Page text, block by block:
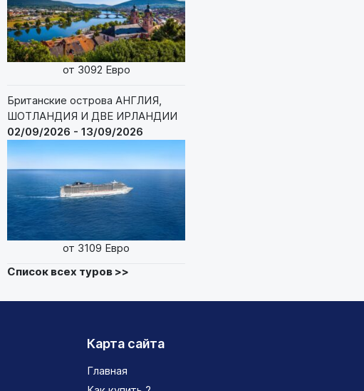
от 3092 Евро
Британские острова АНГЛИЯ,
ШОТЛАНДИЯ И ДВЕ ИРЛАНДИИ
02/09/2026 - 13/09/2026
от 3109 Евро
Список всех туров >>
Карта сайта
Главная